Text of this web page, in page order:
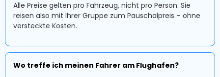
Alle Preise gelten pro Fahrzeug, nicht pro Person. Sie
reisen also mit Ihrer Gruppe zum Pauschalpreis – ohne
versteckte Kosten.
Wo treffe ich meinen Fahrer am Flughafen?